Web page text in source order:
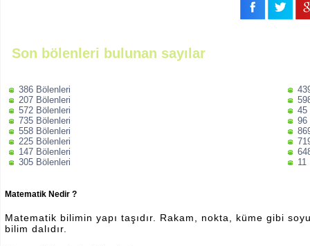
Son bölenleri bulunan sayılar
386 Bölenleri
207 Bölenleri
572 Bölenleri
735 Bölenleri
558 Bölenleri
225 Bölenleri
147 Bölenleri
305 Bölenleri
45
96
11
Matematik Nedir ?
Matematik bilimin yapı taşıdır. Rakam, nokta, küme gibi
bilim dalıdır.